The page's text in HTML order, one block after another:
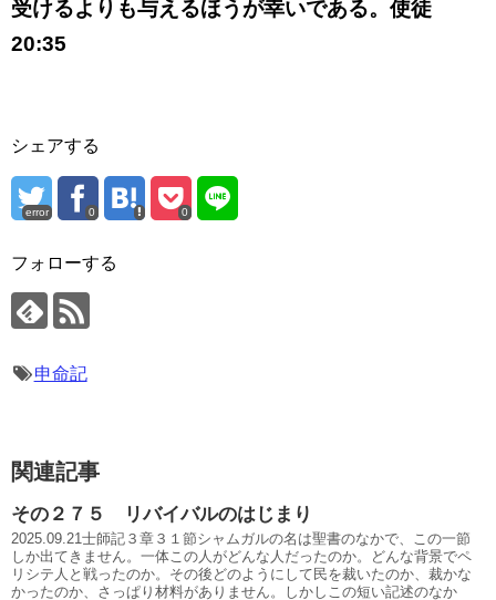
受けるよりも与えるほうが幸いである。使徒
20:35
シェアする
error 0 0
フォローする
申命記
関連記事
その２７５ リバイバルのはじまり
2025.09.21士師記３章３１節シャムガルの名は聖書のなかで、この一節
しか出てきません。一体この人がどんな人だったのか。どんな背景でペ
リシテ人と戦ったのか。その後どのようにして民を裁いたのか、裁かな
かったのか、さっぱり材料がありません。しかしこの短い記述のなか